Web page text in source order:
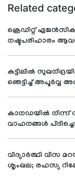
Related
ക്രെഡിറ്റ്
നഷ്ടപരിഹാരം
കട്ടിലിൽ
ഞെട്ടിച്ച് അപൂർവ്വ
കാനഡയിൽ നിന്ന്
വാഹനങ്ങൾ
വിദ്യാര്‍ത്ഥി വിസ
ശൃംഖല; രഹസ്യ